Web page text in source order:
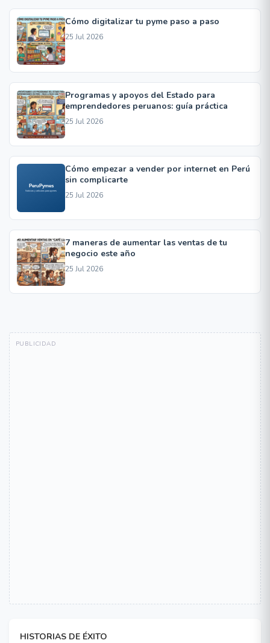
Cómo digitalizar tu pyme paso a paso
25 Jul 2026
Programas y apoyos del Estado para
emprendedores peruanos: guía práctica
25 Jul 2026
Cómo empezar a vender por internet en Perú
sin complicarte
25 Jul 2026
7 maneras de aumentar las ventas de tu
negocio este año
25 Jul 2026
HISTORIAS DE ÉXITO